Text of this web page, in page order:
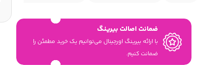
ضمانت اصالت بیرینگ
با ارائه بیرینگ اورجینال می‎‌توانیم یک خرید مطمئن را
ضمانت کنیم.